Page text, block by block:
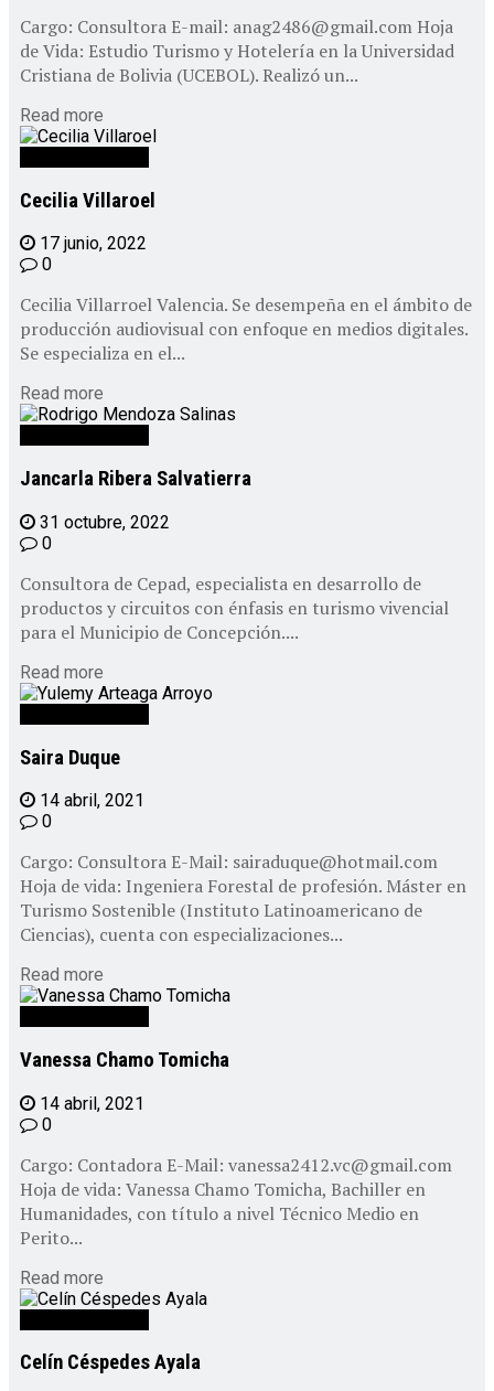
Cargo: Consultora E-mail: anag2486@gmail.com Hoja
de Vida: Estudio Turismo y Hotelería en la Universidad
Cristiana de Bolivia (UCEBOL). Realizó un...
Read more
Cecilia Villaroel
17 junio, 2022
0
Cecilia Villarroel Valencia. Se desempeña en el ámbito de
producción audiovisual con enfoque en medios digitales.
Se especializa en el...
Read more
Jancarla Ribera Salvatierra
31 octubre, 2022
0
Consultora de Cepad, especialista en desarrollo de
productos y circuitos con énfasis en turismo vivencial
para el Municipio de Concepción....
Read more
Saira Duque
14 abril, 2021
0
Cargo: Consultora E-Mail: sairaduque@hotmail.com
Hoja de vida: Ingeniera Forestal de profesión. Máster en
Turismo Sostenible (Instituto Latinoamericano de
Ciencias), cuenta con especializaciones...
Read more
Vanessa Chamo Tomicha
14 abril, 2021
0
Cargo: Contadora E-Mail: vanessa2412.vc@gmail.com
Hoja de vida: Vanessa Chamo Tomicha, Bachiller en
Humanidades, con título a nivel Técnico Medio en
Perito...
Read more
Celín Céspedes Ayala